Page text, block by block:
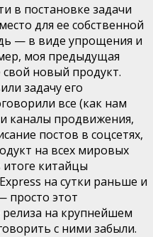
в постановке задачи
для ее собственной
— в виде упрощения и
моя предыдущая
свой новый продукт.
задачу его
все (как нам
каналы продвижения,
постов в соцсетях,
на всех мировых
китайцы
на сутки раньше и
просто этот
на крупнейшем
с ними забыли.